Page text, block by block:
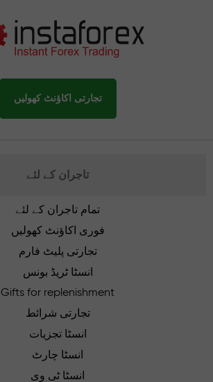
تجارتی اکاؤنٹ کھولیں
تاجران کے لئے
تمام تاجران کے لئے
فوری اکاؤنٹ کھولیں
تجارتی پلیٹ فارم
انسٹا ٹریڈ بونس
Gifts for replenishment
تجارتی شرائط
انسٹا تجزیات
انسٹا چارٹ
انسٹا ٹی وی